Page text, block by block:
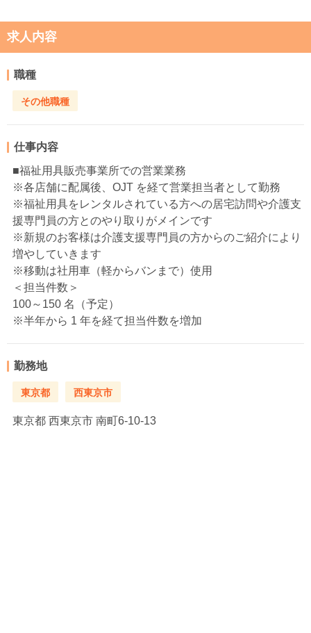
求人内容
職種
その他職種
仕事内容
■福祉用具販売事業所での営業業務
※各店舗に配属後、OJT を経て営業担当者として勤務
※福祉用具をレンタルされている方への居宅訪問や介護支
援専門員の方とのやり取りがメインです
※新規のお客様は介護支援専門員の方からのご紹介により
増やしていきます
※移動は社用車（軽からバンまで）使用
＜担当件数＞
100～150 名（予定）
※半年から 1 年を経て担当件数を増加
勤務地
東京都 西東京市
東京都 西東京市 南町6-10-13